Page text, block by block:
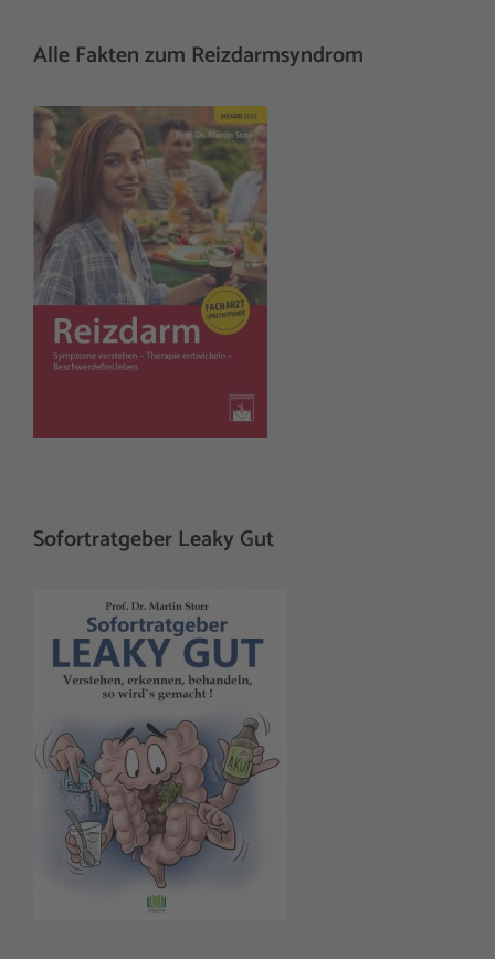
Alle Fakten zum Reizdarmsyndrom
Sofortratgeber Leaky Gut